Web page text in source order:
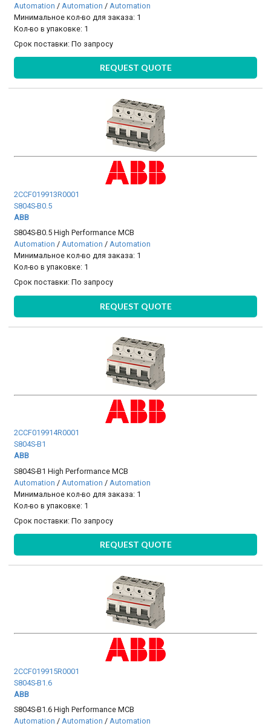
Automation / Automation / Automation
Минимальное кол-во для заказа: 1
Кол-во в упаковке: 1
Срок поставки:По запросу
REQUEST QUOTE
2CCF019913R0001
S804S-B0.5
ABB
S804S-B0.5 High Performance MCB
Automation /Automation /Automation
Минимальное кол-во для заказа: 1
Кол-во в упаковке: 1
Срок поставки:По запросу
REQUEST QUOTE
2CCF019914R0001
S804S-B1
ABB
S804S-B1 High Performance MCB
Automation / Automation / Automation
Минимальное кол-во для заказа: 1
Кол-во в упаковке: 1
Срок поставки:По запросу
REQUEST QUOTE
2CCF019915R0001
S804S-B1.6
ABB
S804S-B1.6 High Performance MCB
Automation / Automation / Automation